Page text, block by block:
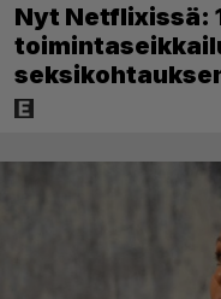
Nyt Netflixissä: